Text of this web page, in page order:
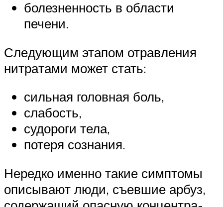
болез­нен­ность в обла­сти
печени.
Сле­ду­ю­щим эта­пом отрав­ле­ния
нит­ра­та­ми может стать:
силь­ная голов­ная боль,
сла­бость,
судо­ро­ги тела,
поте­ря сознания.
Неред­ко имен­но такие симп­то­мы
опи­сы­ва­ют люди, съев­шие арбуз,